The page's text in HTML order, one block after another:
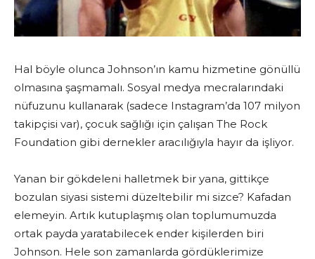
Hal böyle olunca Johnson’ın kamu hizmetine gönüllü
olmasına şaşmamalı. Sosyal medya mecralarındaki
nüfuzunu kullanarak (sadece Instagram’da 107 milyon
takipçisi var), çocuk sağlığı için çalışan The Rock
Foundation gibi dernekler aracılığıyla hayır da işliyor.
Yanan bir gökdeleni halletmek bir yana, gittikçe
bozulan siyasi sistemi düzeltebilir mi sizce? Kafadan
elemeyin. Artık kutuplaşmış olan toplumumuzda
ortak payda yaratabilecek ender kişilerden biri
Johnson. Hele son zamanlarda gördüklerimize